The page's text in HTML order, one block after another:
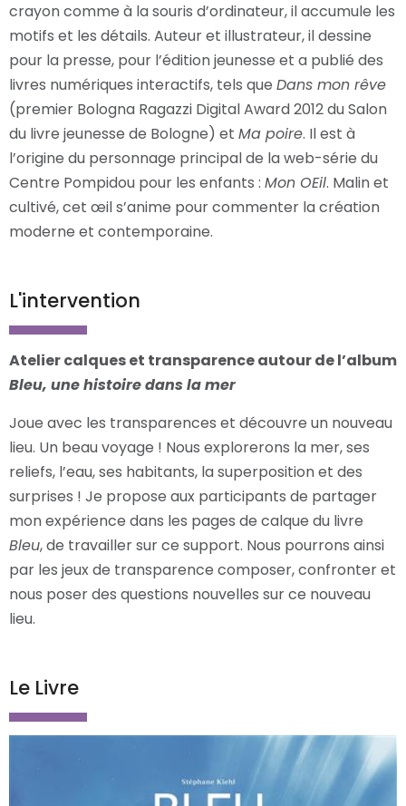
crayon comme à la souris d’ordinateur, il accumule les
motifs et les détails. Auteur et illustrateur, il dessine
pour la presse, pour l’édition jeunesse et a publié des
livres numériques interactifs, tels que Dans mon rêve
(premier Bologna Ragazzi Digital Award 2012 du Salon
du livre jeunesse de Bologne) et Ma poire. Il est à
l’origine du personnage principal de la web-série du
Centre Pompidou pour les enfants : Mon OEil. Malin et
cultivé, cet œil s’anime pour commenter la création
moderne et contemporaine.
L'intervention
Atelier calques et transparence autour de l’album
Bleu, une histoire dans la mer
Joue avec les transparences et découvre un nouveau
lieu. Un beau voyage ! Nous explorerons la mer, ses
reliefs, l’eau, ses habitants, la superposition et des
surprises ! Je propose aux participants de partager
mon expérience dans les pages de calque du livre
Bleu, de travailler sur ce support. Nous pourrons ainsi
par les jeux de transparence composer, confronter et
nous poser des questions nouvelles sur ce nouveau
lieu.
Le Livre